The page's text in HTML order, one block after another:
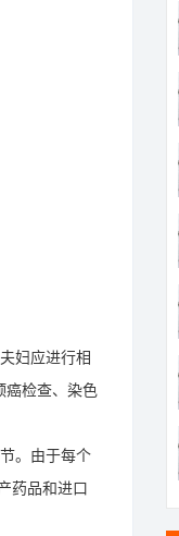
妇应进行相
癌检查、染色
。由于每个
药品和进口